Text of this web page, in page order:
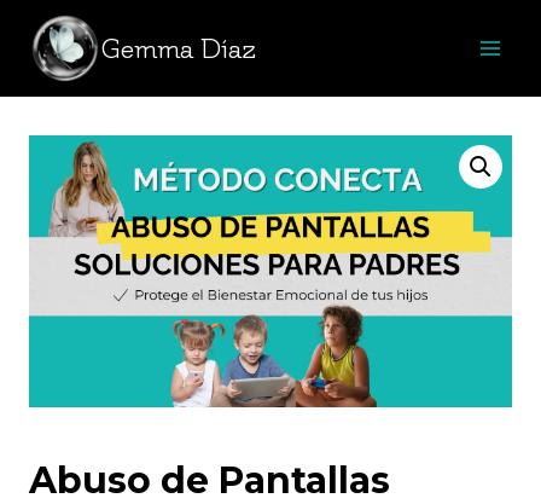
Saltar
contenido
Gemma Díaz
Abuso de Pantallas